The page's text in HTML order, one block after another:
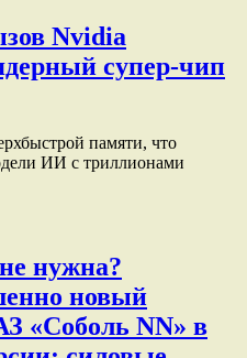
Nvidia
супер-чип
памяти, что
ИИ с триллионами
нужна?
новый
«Соболь NN» в